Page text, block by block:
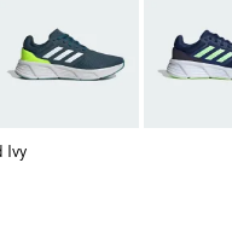
Ivy